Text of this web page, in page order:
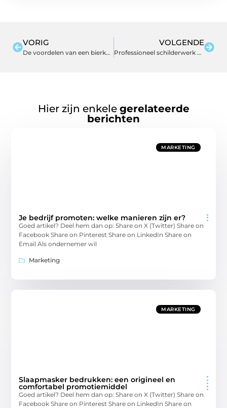
VORIG
De voordelen van een bierkoelkast voor thuisgebruik
VOLGENDE
Professioneel schilderwerk binnen uw woning in Hilversum: Uw woning in een nieuw jasje
Hier zijn enkele gerelateerde
berichten
MARKETING
Je bedrijf promoten: welke manieren zijn er?
Goed artikel? Deel hem dan op: Share on X (Twitter) Share on
Facebook Share on Pinterest Share on LinkedIn Share on
Email Als ondernemer wil
Marketing
MARKETING
Slaapmasker bedrukken: een origineel en
comfortabel promotiemiddel
Goed artikel? Deel hem dan op: Share on X (Twitter) Share on
Facebook Share on Pinterest Share on LinkedIn Share on